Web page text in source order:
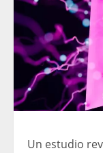
Un estudio